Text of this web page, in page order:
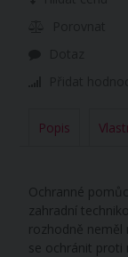
Popis
Ochranné
zahradní
rozhodně neměl
se ochránit proti